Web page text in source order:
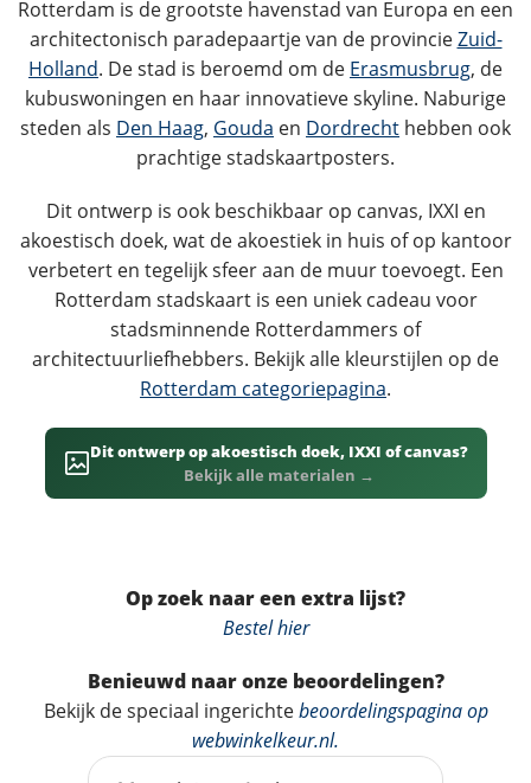
Rotterdam is de grootste havenstad van Europa en een
architectonisch paradepaartje van de provincieZuid-
Holland. De stad is beroemd om de Erasmusbrug, de
kubuswoningen en haar innovatieve skyline. Naburige
steden als Den Haag, Gouda en Dordrecht hebben ook
prachtige stadskaartposters.
Dit ontwerp is ook beschikbaar op canvas, IXXI en
akoestisch doek, wat de akoestiek in huis of op kantoor
verbetert en tegelijk sfeer aan de muur toevoegt. Een
Rotterdam stadskaart is een uniek cadeau voor
stadsminnende Rotterdammers of
architectuurliefhebbers. Bekijk alle kleurstijlen op de
Rotterdam categoriepagina.
Dit ontwerp op akoestisch doek, IXXI of canvas?
Bekijk alle materialen →
Op zoek naar een extra lijst?
Bestel hier
Benieuwd naar onze beoordelingen?
Bekijk de speciaal ingerichtebeoordelingspagina op
webwinkelkeur.nl.